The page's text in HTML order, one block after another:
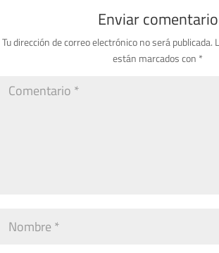
Enviar comentario
Tu dirección de correo electrónico no será publicada.
están marcados con *